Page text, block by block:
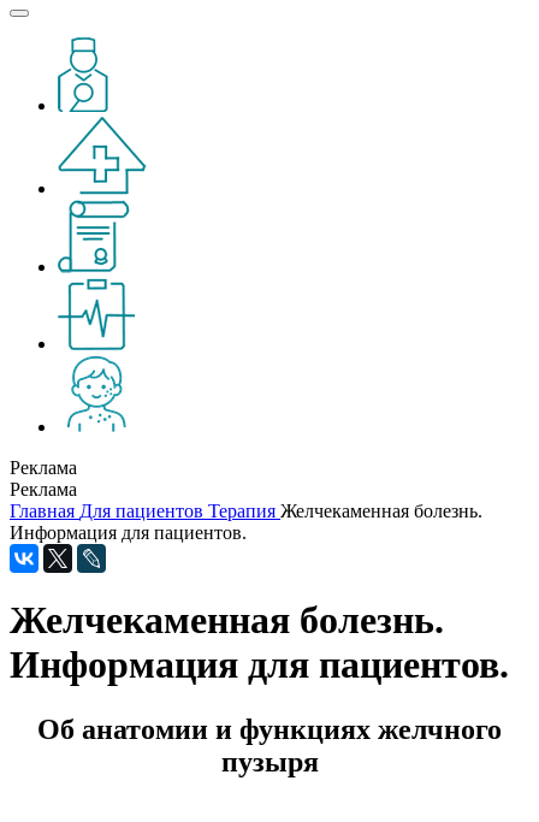
Реклама
Реклама
Главная Для пациентов Терапия Желчекаменная болезнь.
Информация для пациентов.
Желчекаменная болезнь.
Информация для пациентов.
Об анатомии и функциях желчного
пузыря